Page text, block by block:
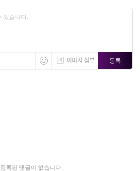
이미지 첨부 등록
등록된 댓글이 없습니다.